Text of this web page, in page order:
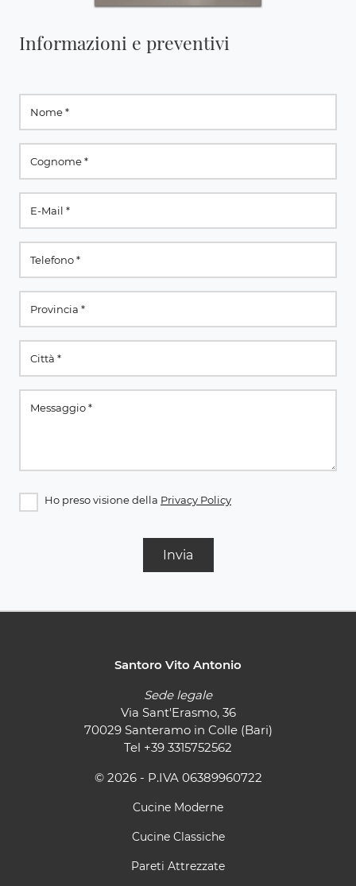
Informazioni e preventivi
Ho preso visione della Privacy Policy
Invia
Santoro Vito Antonio
Sede legale
Via Sant'Erasmo, 36
70029 Santeramo in Colle (Bari)
Tel +39 3315752562
© 2026 - P.IVA 06389960722
Cucine Moderne
Cucine Classiche
Pareti Attrezzate